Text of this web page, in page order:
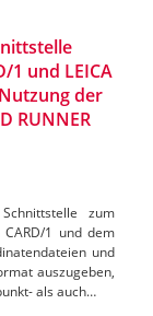
1 und LEICA
der
RUNNER
zum
1 und dem
und
auszugeben,
als auch…